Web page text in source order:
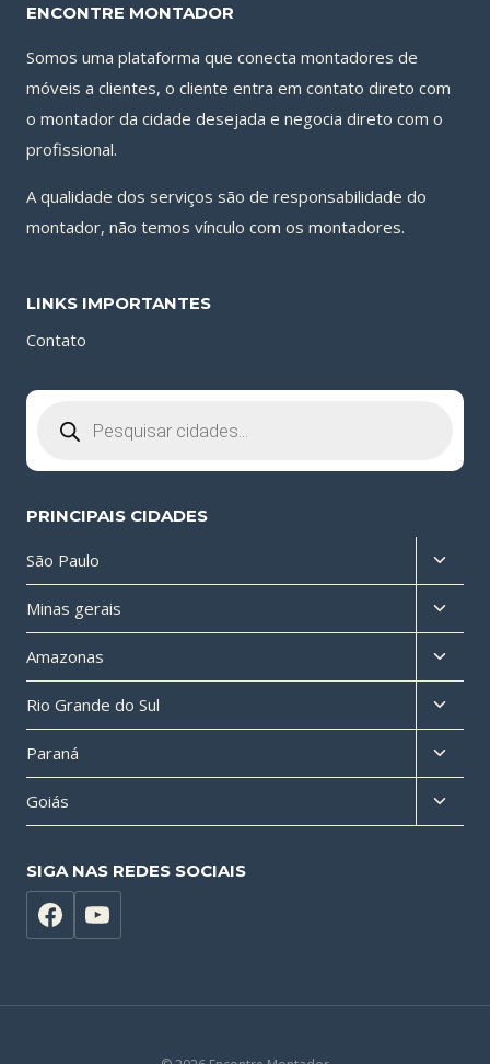
ENCONTRE MONTADOR
Somos uma plataforma que conecta montadores de
móveis a clientes, o cliente entra em contato direto com
o montador da cidade desejada e negocia direto com o
profissional.
A qualidade dos serviços são de responsabilidade do
montador, não temos vínculo com os montadores.
LINKS IMPORTANTES
Contato
produtos
PRINCIPAIS CIDADES
São Paulo
menu
filho
Minas gerais
menu
filho
Amazonas
menu
filho
Rio Grande do Sul
menu
filho
Paraná
menu
filho
Goiás
menu
SIGA NAS REDES SOCIAIS